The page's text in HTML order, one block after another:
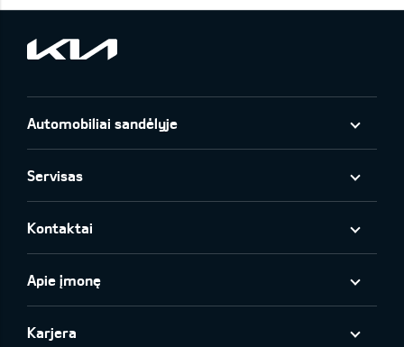
Automobiliai sandėlyje
Servisas
Kontaktai
Apie įmonę
Karjera